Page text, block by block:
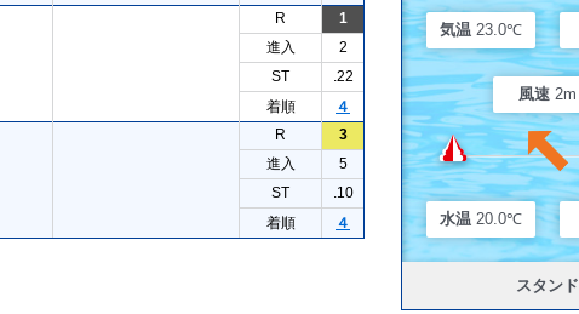
R
1
進入
2
ST
.22
着順
４
R
3
進入
5
ST
.10
着順
４
気温 23.0℃
風速 2m
水温 20.0℃
スタンド